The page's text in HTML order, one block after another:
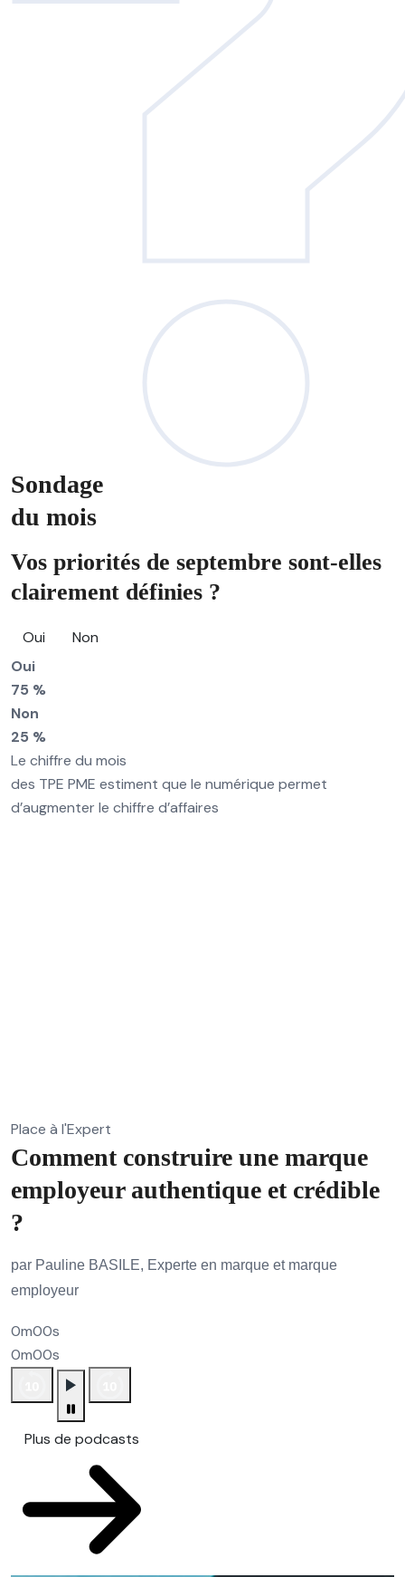
Sondage
du mois
Vos priorités de septembre sont-elles
clairement définies ?
Oui
Non
Oui
75 %
Non
25 %
Le chiffre du mois
des TPE PME estiment que le numérique permet
d’augmenter le chiffre d’affaires
Place à l'Expert
Comment construire une marque
employeur authentique et crédible
?
par Pauline BASILE, Experte en marque et marque
employeur
0m00s
0m00s
Plus de podcasts